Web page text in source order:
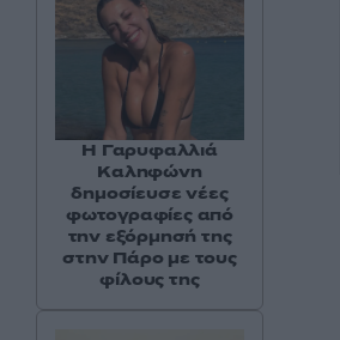
Η Γαρυφαλλιά
Καληφώνη
δημοσίευσε νέες
φωτογραφίες από
την εξόρμησή της
στην Πάρο με τους
φίλους της